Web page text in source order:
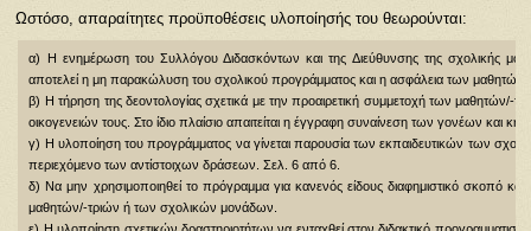
Ωστόσο, απαραίτητες προϋποθέσεις υλοποίησής του θεωρούνται:
α) Η ενημέρωση του Συλλόγου Διδασκόντων και της Διεύθυνσης της σχολικής
αποτελεί η μη παρακώλυση του σχολικού προγράμματος και η ασφάλεια των
β) Η τήρηση της δεοντολογίας σχετικά με την προαιρετική συμμετοχή των
οικογενειών τους. Στο ίδιο πλαίσιο απαιτείται η έγγραφη συναίνεση των γονέων και
γ) Η υλοποίηση του προγράμματος να γίνεται παρουσία των εκπαιδευτικών των
περιεχόμενο των αντίστοιχων δράσεων. Σελ. 6 από 6.
δ) Να μην χρησιμοποιηθεί το πρόγραμμα για κανενός είδους διαφημιστικό σκοπό
μαθητών/-τριών ή των σχολικών μονάδων.